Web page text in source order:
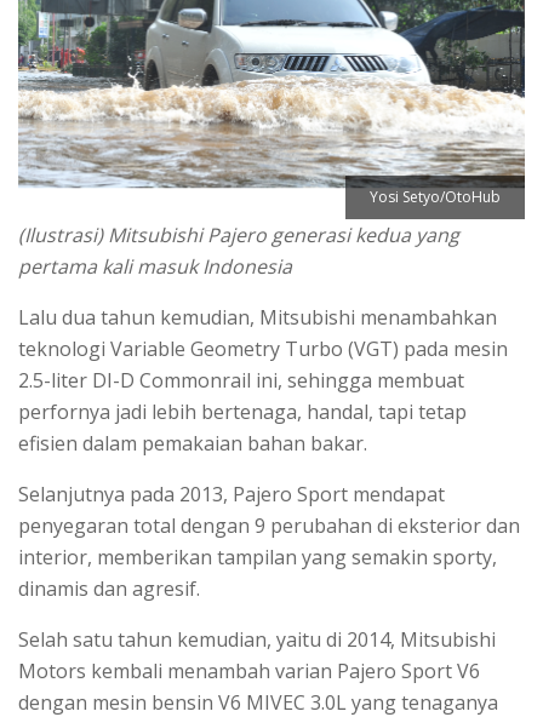
Yosi Setyo/OtoHub
(Ilustrasi) Mitsubishi Pajero generasi kedua yang
pertama kali masuk Indonesia
Lalu dua tahun kemudian, Mitsubishi menambahkan
teknologi Variable Geometry Turbo (VGT) pada mesin
2.5-liter DI-D Commonrail ini, sehingga membuat
perfornya jadi lebih bertenaga, handal, tapi tetap
efisien dalam pemakaian bahan bakar.
Selanjutnya pada 2013, Pajero Sport mendapat
penyegaran total dengan 9 perubahan di eksterior dan
interior, memberikan tampilan yang semakin sporty,
dinamis dan agresif.
Selah satu tahun kemudian, yaitu di 2014, Mitsubishi
Motors kembali menambah varian Pajero Sport V6
dengan mesin bensin V6 MIVEC 3.0L yang tenaganya